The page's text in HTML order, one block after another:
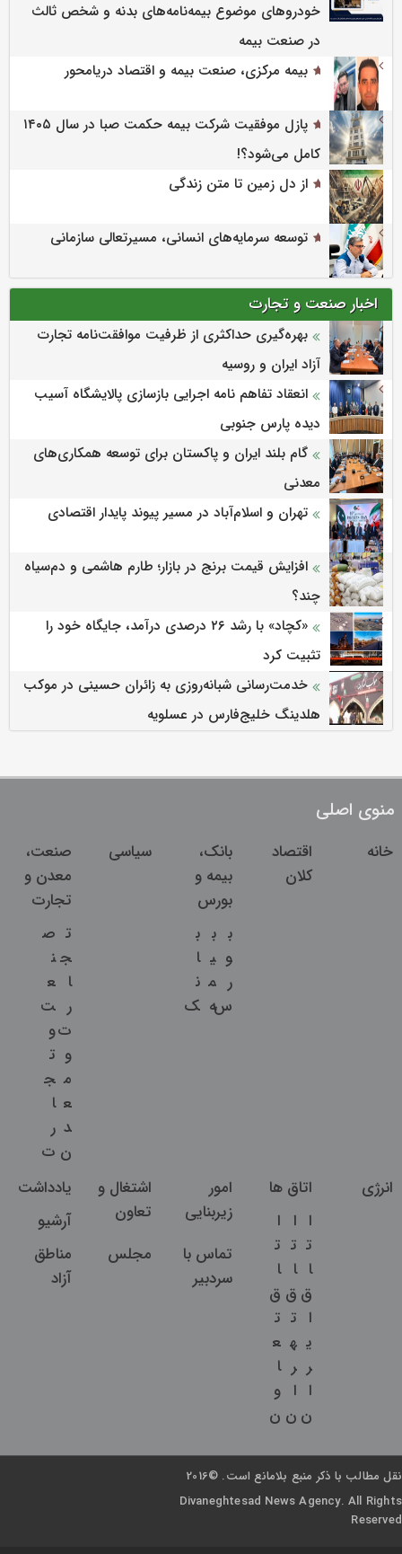
خودروهای موضوع بیمه‌نامه‌های بدنه و شخص ثالث
در صنعت بیمه
بیمه مرکزی، صنعت بیمه و اقتصاد دریامحور
پازل موفقیت شرکت بیمه حکمت صبا در سال ۱۴۰۵
کامل می‌شود؟!
از دل زمین تا متن زندگی
توسعه سرمایه‌های انسانی، مسیرتعالی سازمانی
اخبار صنعت و تجارت
بهره‌گیری حداکثری از ظرفیت موافقت‌نامه تجارت
آزاد ایران و روسیه
انعقاد تفاهم نامه اجرایی بازسازی پالایشگاه آسیب
دیده پارس جنوبی
گام بلند ایران و پاکستان برای توسعه همکاری‌های
معدنی
تهران و اسلام‌آباد در مسیر پیوند پایدار اقتصادی
افزایش قیمت برنج در بازار؛ طارم هاشمی و دم‌سیاه
چند؟
«کچاد» با رشد ۲۶ درصدی درآمد، جایگاه خود را
تثبیت کرد
خدمت‌رسانی شبانه‌روزی به زائران حسینی در موکب
هلدینگ خلیج‌فارس در عسلویه
منوی اصلی
خانه
اقتصاد
کلان
بانک،
بیمه و
بورس
ب
و
ر
س
ب
ی
م
ه
ب
ا
ن
ک
سیاسی
صنعت،
معدن و
تجارت
ت
ج
ا
ر
ت
و
م
ع
د
ن
ص
ن
ع
ت
و
ت
ج
ا
ر
ت
انرژی
اتاق ها
ا
ت
ا
ق
ا
ی
ر
ا
ن
ا
ت
ا
ق
ت
ه
ر
ا
ن
ا
ت
ا
ق
ت
ع
ا
و
ن
امور
زیربنایی
اشتغال و
تعاون
یادداشت
آرشیو
تماس با
سردبیر
مجلس
مناطق
آزاد
نقل مطالب با ذکر منبع بلامانع است. ©2016
Divaneghtesad News Agency. All Rights
Reserved